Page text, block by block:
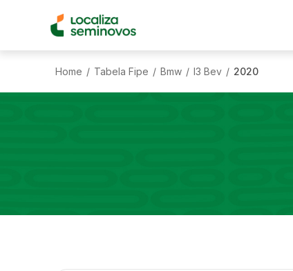
Home / Tabela Fipe / Bmw / I3 Bev / 2020